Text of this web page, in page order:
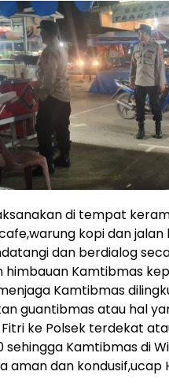
di tempat
kopi dan
dan berdialog
himbauan Kamtibmas
Kamtibmas
guantibmas atau hal
ke Polsek terdekat
sehingga Kamtibmas di
aman dan kondusif,ucap